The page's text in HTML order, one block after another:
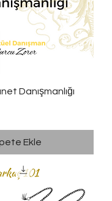
Danışmanlığı
Ekle